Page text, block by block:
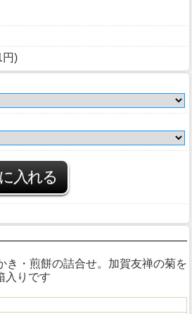
円)
き・煎餅の詰合せ。加賀友禅の菊を
入りです